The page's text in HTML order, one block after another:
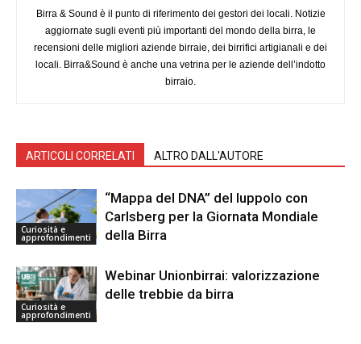
Birra & Sound è il punto di riferimento dei gestori dei locali. Notizie
aggiornate sugli eventi più importanti del mondo della birra, le
recensioni delle migliori aziende birraie, dei birrifici artigianali e dei
locali. Birra&Sound è anche una vetrina per le aziende dell’indotto
birraio.
ARTICOLI CORRELATI ALTRO DALL'AUTORE
Curiosità e
approfondimenti
“Mappa del DNA” del luppolo con
Carlsberg per la Giornata Mondiale
della Birra
Curiosità e
approfondimenti
Webinar Unionbirrai: valorizzazione
delle trebbie da birra